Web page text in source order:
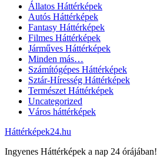
Állatos Háttérképek
Autós Háttérképek
Fantasy Háttérképek
Filmes Háttérképek
Járműves Háttérképek
Minden más…
Számítógépes Háttérképek
Sztár-Híresség Háttérképek
Természet Háttérképek
Uncategorized
Város háttérképek
Háttérképek24.hu
Ingyenes Háttérképek a nap 24 órájában!